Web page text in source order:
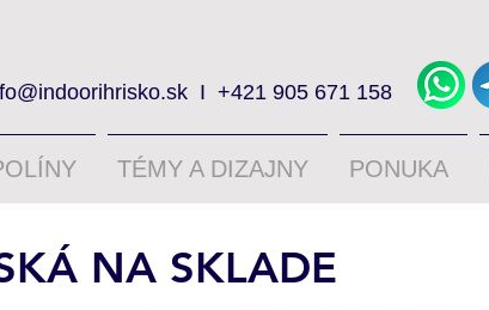
I +421 905 671 158
TÉMY A DIZAJNY PONUKA
NA SKLADE